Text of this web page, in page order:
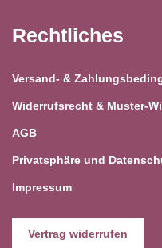
Rechtliches
Versand- &
Widerrufsrecht & Muster-
AGB
Privatsphäre und
Impressum
Vertrag widerrufen